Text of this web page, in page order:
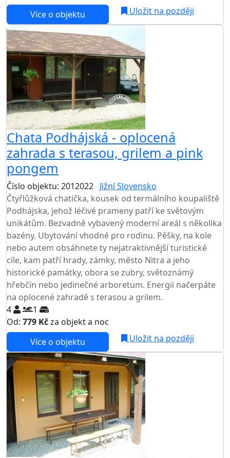
Více o objektu Uložit na později
Chata Podhájská - oplocená
zahrada s terasou, grilem a pink
pongem
Číslo objektu: 2012022 Jižní Slovensko
Čtyřlůžková chatička, kousek od termálního koupaliště
Podhájska, jehož léčivé prameny patří ke světovým
unikátům. Bezvadně vybavený moderní areál s několika
bazény. Ubytování vhodné pro rodinu. Pěšky, na kole
nebo autem obsáhnete ty nejatraktivnější turistické
cíle, kam patří hrady, zámky, město Nitra a jeho
historické památky, obora se zubry, světoznámý
hřebčín nebo jedinečné arboretum. Energii načerpáte
na oplocené zahradě s terasou a grilem.
4
1
Od: 779 Kčza objekt a noc
Více o objektu
Uložit na později